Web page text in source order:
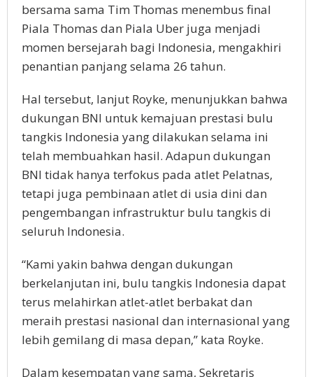
bersama sama Tim Thomas menembus final
Piala Thomas dan Piala Uber juga menjadi
momen bersejarah bagi Indonesia, mengakhiri
penantian panjang selama 26 tahun.
Hal tersebut, lanjut Royke, menunjukkan bahwa
dukungan BNI untuk kemajuan prestasi bulu
tangkis Indonesia yang dilakukan selama ini
telah membuahkan hasil. Adapun dukungan
BNI tidak hanya terfokus pada atlet Pelatnas,
tetapi juga pembinaan atlet di usia dini dan
pengembangan infrastruktur bulu tangkis di
seluruh Indonesia.
“Kami yakin bahwa dengan dukungan
berkelanjutan ini, bulu tangkis Indonesia dapat
terus melahirkan atlet-atlet berbakat dan
meraih prestasi nasional dan internasional yang
lebih gemilang di masa depan,” kata Royke.
Dalam kesempatan yang sama, Sekretaris